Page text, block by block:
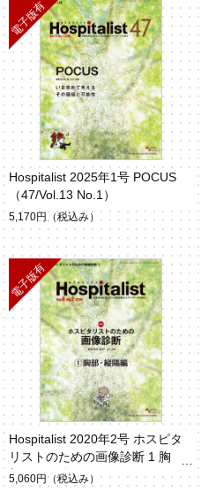
Hospitalist 2025年1号 POCUS
（47/Vol.13 No.1）
5,170円 （税込み）
Hospitalist 2020年2号 ホスピタ
リストのための画像診断 1 胸
部・縦隔編
5,060円 （税込み）